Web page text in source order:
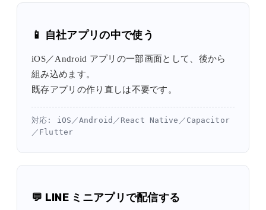
📱 自社アプリの中で使う
iOS／Android アプリの一部画面として、後から
組み込めます。
既存アプリの作り直しは不要です。
対応: iOS／Android／React Native／Capacitor
／Flutter
💬 LINE ミニアプリで配信する